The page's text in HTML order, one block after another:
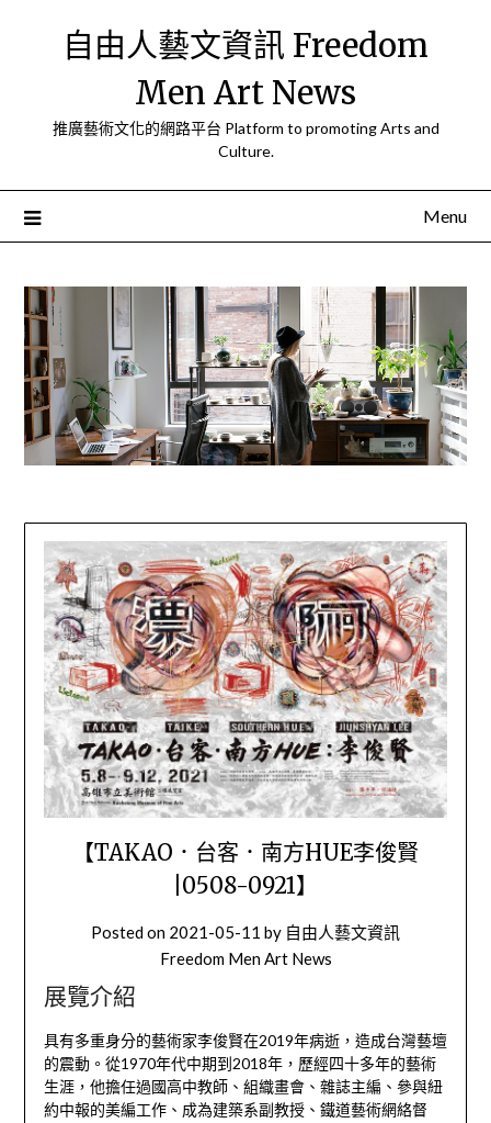
自由人藝文資訊 Freedom
Men Art News
推廣藝術文化的網路平台 Platform to promoting Arts and
Culture.
Menu
【TAKAO．台客．南方HUE李俊賢
|0508-0921】
Posted on 2021-05-11 by 自由人藝文資訊
Freedom Men Art News
展覽介紹
具有多重身分的藝術家李俊賢在2019年病逝，造成台灣藝壇
的震動。從1970年代中期到2018年，歷經四十多年的藝術
生涯，他擔任過國高中教師、組織畫會、雜誌主編、參與紐
約中報的美編工作、成為建築系副教授、鐵道藝術網絡督